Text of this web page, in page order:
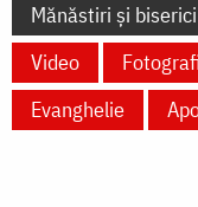
Mănăstiri și biserici
Video
Evanghelie